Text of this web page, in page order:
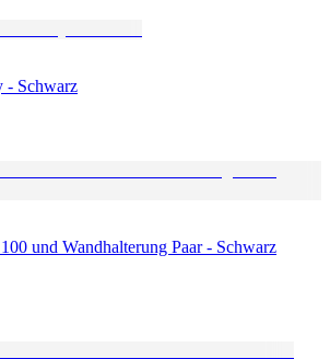
- Schwarz
und Wandhalterung Paar - Schwarz